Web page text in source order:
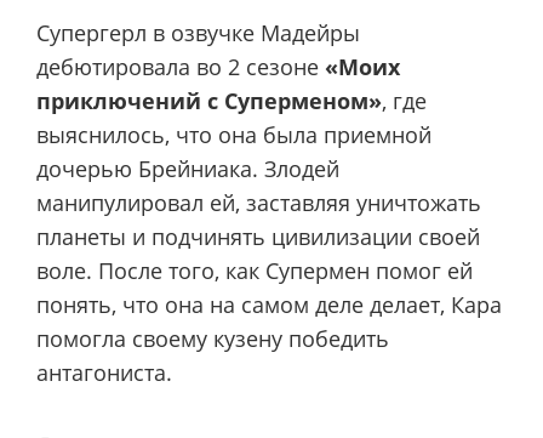
Супергерл в озвучке Мадейры
дебютировала во 2 сезоне «Моих
приключений с Суперменом», где
выяснилось, что она была приемной
дочерью Брейниака. Злодей
манипулировал ей, заставляя уничтожать
планеты и подчинять цивилизации своей
воле. После того, как Супермен помог ей
понять, что она на самом деле делает, Кара
помогла своему кузену победить
антагониста.